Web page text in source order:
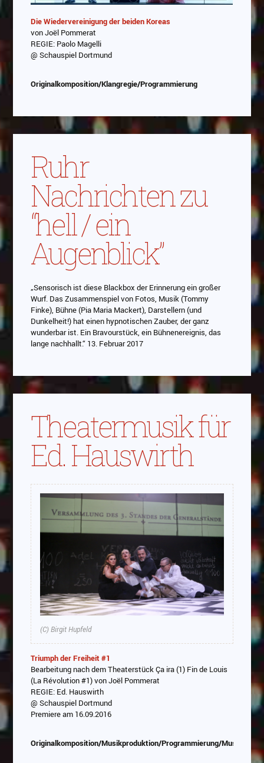
Die Wiedervereinigung der beiden Koreas
von Joël Pommerat
REGIE: Paolo Magelli
@ Schauspiel Dortmund
Originalkomposition/Klangregie/Programmierung
Ruhr
Nachrichten zu
“hell / ein
Augenblick”
„Sensorisch ist diese Blackbox der Erinnerung ein großer
Wurf. Das Zusammenspiel von Fotos, Musik (Tommy
Finke), Bühne (Pia Maria Mackert), Darstellern (und
Dunkelheit!) hat einen hypnotischen Zauber, der ganz
wunderbar ist. Ein Bravourstück, ein Bühnenereignis, das
lange nachhallt.“ 13. Februar 2017
Theatermusik für
Ed. Hauswirth
(C) Birgit Hupfeld
Triumph der Freiheit #1
Bearbeitung nach dem Theaterstück Ça ira (1) Fin de Louis
(La Révolution #1) von Joël Pommerat
REGIE: Ed. Hauswirth
@ Schauspiel Dortmund
Premiere am 16.09.2016
Originalkomposition/Musikproduktion/Programmierung/